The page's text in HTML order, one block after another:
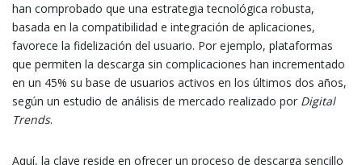
han comprobado que una estrategia tecnológica robusta,
basada en la compatibilidad e integración de aplicaciones,
favorece la fidelización del usuario. Por ejemplo, plataformas
que permiten la descarga sin complicaciones han incrementado
en un 45% su base de usuarios activos en los últimos dos años,
según un estudio de análisis de mercado realizado por Digital
Trends.
Aquí, la clave reside en ofrecer un proceso de descarga sencillo